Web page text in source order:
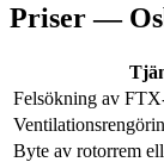
Priser —
Felsökning av
Byte av rotorrem